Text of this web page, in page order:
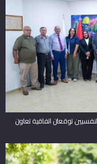
توقعان اتفاقية تعاون